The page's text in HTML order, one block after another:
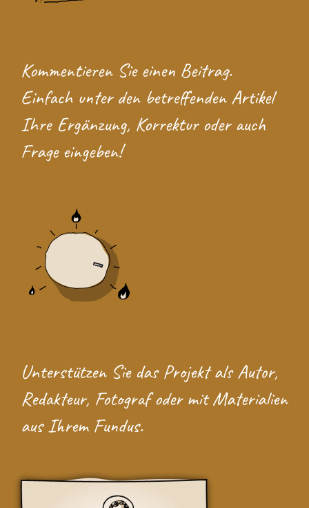
Kommentieren Sie einen Beitrag.
Einfach unter den betreffenden Artikel
Ihre Ergänzung, Korrektur oder auch
Frage eingeben!
Unterstützen Sie das Projektals Autor,
Redakteur, Fotograf oder mit Materialien
aus Ihrem Fundus.